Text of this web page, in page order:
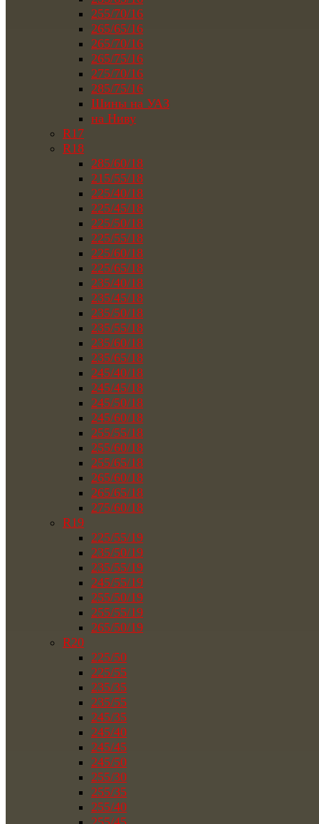
255/70/16
265/65/16
265/70/16
265/75/16
275/70/16
285/75/16
Шины на УАЗ
на Ниву
R17
R18
285/60/18
215/55/18
225/40/18
225/45/18
225/50/18
225/55/18
225/60/18
225/65/18
235/40/18
235/45/18
235/50/18
235/55/18
235/60/18
235/65/18
245/40/18
245/45/18
245/50/18
245/60/18
255/55/18
255/60/18
255/65/18
265/60/18
265/65/18
275/60/18
R19
225/55/19
235/50/19
235/55/19
245/55/19
255/50/19
255/55/19
265/50/19
R20
225/50
225/55
235/35
235/55
245/35
245/40
245/45
245/50
255/30
255/35
255/40